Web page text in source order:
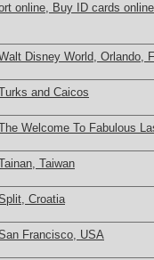
online, Buy ID cards
Disney World, Orlando,
and Caicos
Welcome To Fabulous
Taiwan
Croatia
Francisco, USA